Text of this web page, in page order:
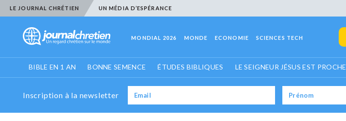
LE JOURNAL CHRÉTIEN UN MÉDIA D’ESPÉRANCE
MONDIAL 2026 MONDE ECONOMIE SCIENCES TECH
BIBLE EN 1 AN BONNE SEMENCE ÉTUDES BIBLIQUES LE SEIGNEUR JÉSUS EST PROCHE
Inscription à la newsletter